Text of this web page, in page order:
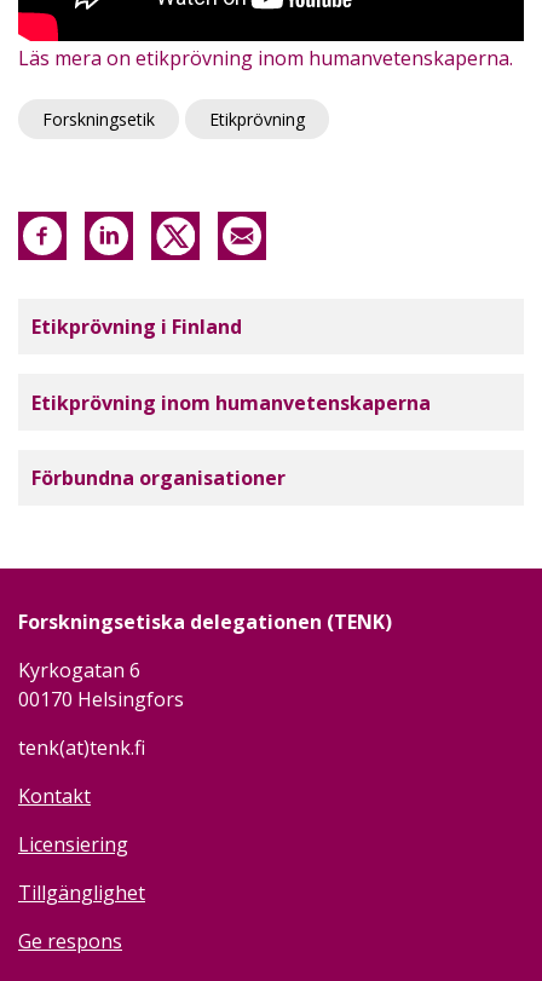
Läs mera on etikprövning inom humanvetenskaperna.
Forskningsetik Etikprövning
Etikprövning i Finland
Etikprövning inom humanvetenskaperna
Förbundna organisationer
Forskningsetiska delegationen (TENK)
Kyrkogatan 6
00170 Helsingfors
tenk(at)tenk.fi
Kontakt
Licensiering
Tillgänglighet
Ge respons